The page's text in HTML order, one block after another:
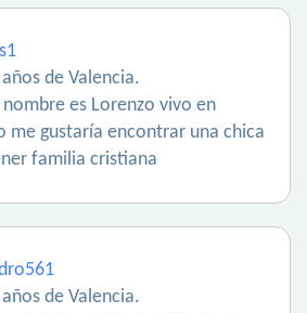
de Valencia.
es Lorenzo vivo en
me gustaría encontrar una chica
familia cristiana
de Valencia.